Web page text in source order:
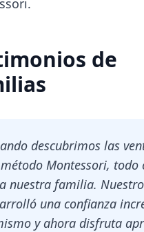
de
descubrimos las
Montessori, todo
nuestra familia.
una confianza
y ahora disfruta